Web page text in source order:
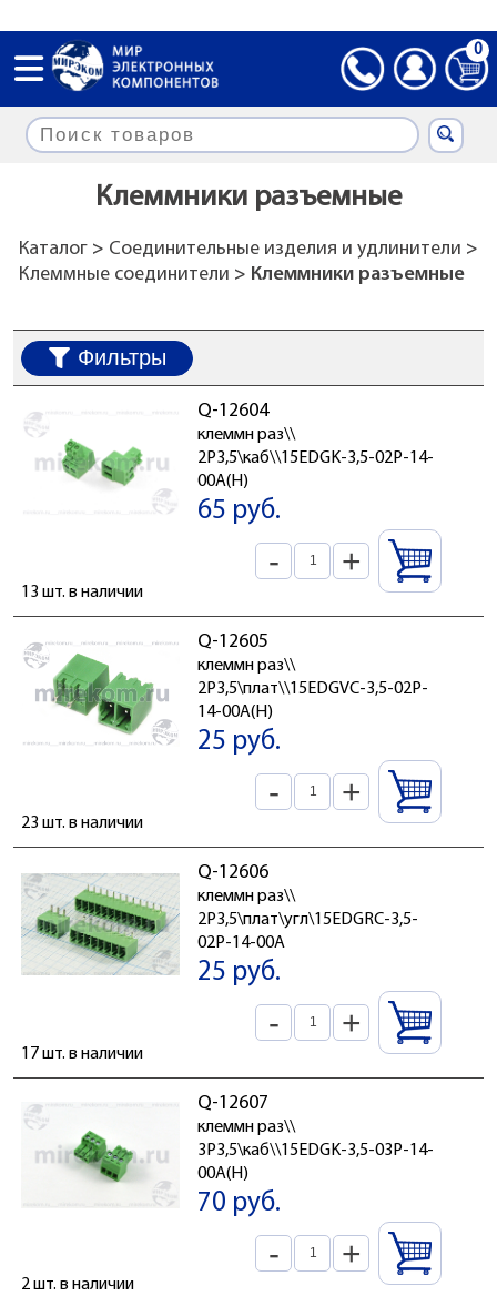
0
Клеммники разъемные
Каталог> Соединительные изделия и удлинители >
Клеммные соединители > Клеммники разъемные
Фильтры
Q-12604
клеммн раз\\
2P3,5\каб\\15EDGK-3,5-02P-14-
00A(H)
65 руб.
- +
13 шт. в наличии
Q-12605
клеммн раз\\
2P3,5\плат\\15EDGVC-3,5-02P-
14-00A(H)
25 руб.
- +
23 шт. в наличии
Q-12606
клеммн раз\\
2P3,5\плат\угл\15EDGRC-3,5-
02P-14-00A
25 руб.
- +
17 шт. в наличии
Q-12607
клеммн раз\\
3P3,5\каб\\15EDGK-3,5-03P-14-
00A(H)
70 руб.
- +
2 шт. в наличии